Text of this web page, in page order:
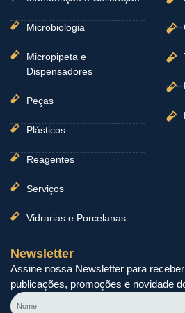
Microbiologia
Micropipeta e
Dispensadores
Peças
Plásticos
Reagentes
Serviços
Vidrarias e Porcelanas
Newsletter
Assine nossa Newsletter para
publicações, promoções e novidade
Nome